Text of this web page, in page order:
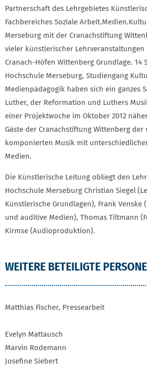
Partnerschaft des Lehrgebietes
Fachbereiches Soziale
Merseburg mit der Cranachstiftung
vieler künstlerischer
Cranach-Höfen Wittenberg Grundlage. 14
Hochschule Merseburg, Studiengang
Medienpädagogik haben sich ein ganzes
Luther, der Reformation und Luthers
einer Projektwoche im Oktober 2012
Gäste der Cranachstiftung Wittenberg der
komponierten Musik mit
Medien.
Die Künstlerische Leitung obliegt den
Hochschule Merseburg Christian Siegel
Künstlerische Grundlagen), Frank Venske
und auditive Medien), Thomas Tiltmann
Kirmse (Audioproduktion).
WEITERE BETEILIGTE
Matthias Fischer, Pressearbeit
Evelyn Mattausch
Marvin Rodemann
Josefine Siebert